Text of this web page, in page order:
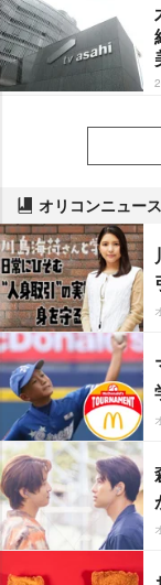
オリコンニュー